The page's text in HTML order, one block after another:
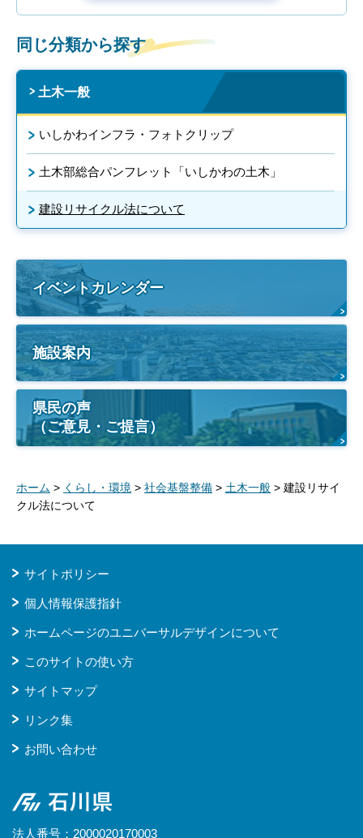
同じ分類から探す
土木一般
いしかわインフラ・フォトクリップ
土木部総合パンフレット「いしかわの土木」
建設リサイクル法について
イベントカレンダー
施設案内
県民の声
（ご意見・ご提言）
ホーム > くらし・環境 > 社会基盤整備 > 土木一般 > 建設リサイ
クル法について
サイトポリシー
個人情報保護指針
ホームページのユニバーサルデザインについて
このサイトの使い方
サイトマップ
リンク集
お問い合わせ
石川県
法人番号：2000020170003